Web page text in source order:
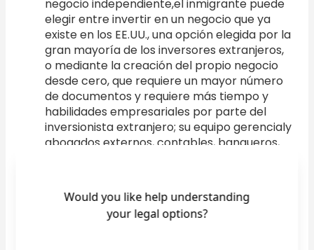
negocio independiente,el inmigrante puede
elegir entre invertir en un negocio que ya
existe en los EE.UU., una opción elegida por la
gran mayoría de los inversores extranjeros,
o mediante la creación del propio negocio
desde cero, que requiere un mayor número
de documentos y requiere más tiempo y
habilidades empresariales por parte del
inversionista extranjero; su equipo gerencialy
abogados externos, contables, banqueros,
importe de las inversiones mínimas no
cambia, ya sea que el inversor compre en
una empresa existente o emete una